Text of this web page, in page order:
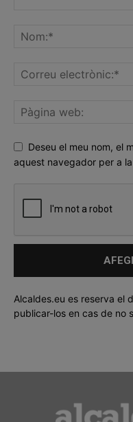
Deseu el meu nom, el
aquest navegador per a
Alcaldes.eu es reserva el
publicar-los en cas de no